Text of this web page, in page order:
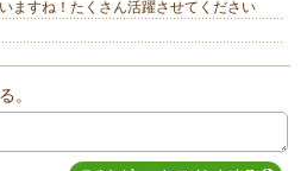
ますね！たくさん活躍させてください
。